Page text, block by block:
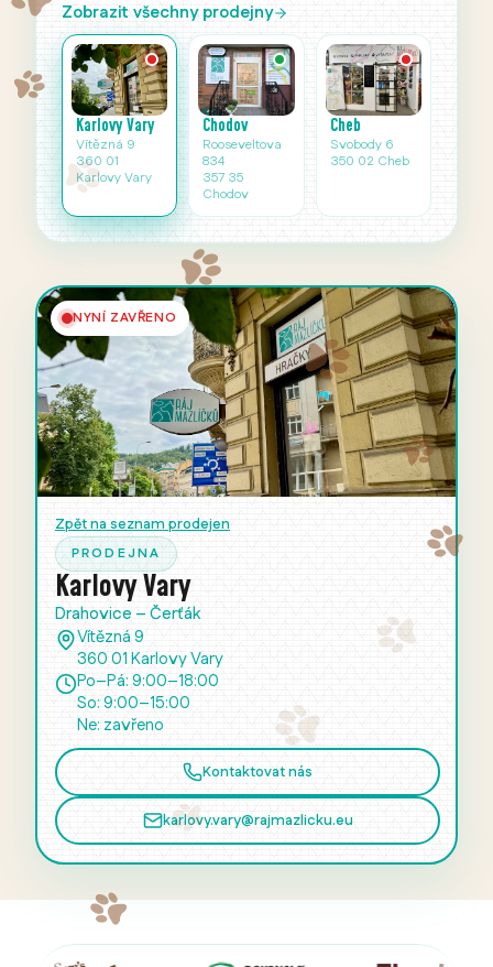
Zobrazit všechny prodejny
Karlovy Vary
Vítězná 9
360 01
Karlovy Vary
Chodov
Rooseveltova
834
357 35
Chodov
Cheb
Svobody 6
350 02 Cheb
NYNÍ ZAVŘENO
Zpět na seznam prodejen
PRODEJNA
Karlovy Vary
Drahovice – Čerťák
Vítězná 9
360 01 Karlovy Vary
Po–Pá: 9:00–18:00
So: 9:00–15:00
Ne: zavřeno
Kontaktovat nás
karlovy.vary@rajmazlicku.eu